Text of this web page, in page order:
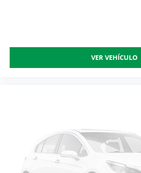
VER VEHÍCULO